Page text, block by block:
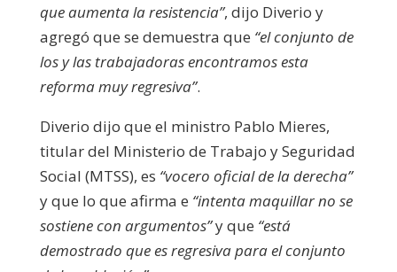
que aumenta la resistencia”, dijo Diverio y
agregó que se demuestra que “el conjunto de
los y las trabajadoras encontramos esta
reforma muy regresiva”.
Diverio dijo que el ministro Pablo Mieres,
titular del Ministerio de Trabajo y Seguridad
Social (MTSS), es “vocero oficial de la derecha”
y que lo que afirma e “intenta maquillar no se
sostiene con argumentos”y que “está
demostrado que es regresiva para el conjunto